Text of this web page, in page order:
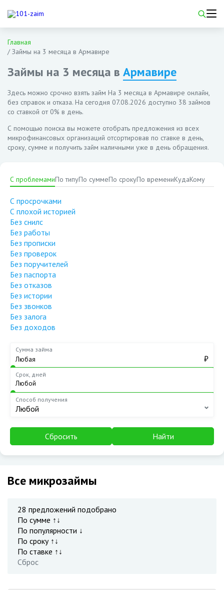
Главная
/Займы на 3 месяца в Армавире
Займы на 3 месяца в Армавире
Здесь можно срочно взять займ На 3 месяца в Армавире онлайн,
без справок и отказа. На сегодня 07.08.2026 доступно 38 займов
со ставкой от 0% в день.
С помощью поиска вы можете отобрать предложения из всех
микрофинансовых организаций отсортировав по ставке в день,
сроку, сумме и получить займ наличными уже в день обращения.
С проблемамиПо типуПо суммеПо срокуПо времениКудаКому
С просрочками
С плохой историей
Без снилс
Без работы
Без прописки
Без проверок
Без поручителей
Без паспорта
Без отказов
Без истории
Без звонков
Без залога
Без доходов
Сумма займа
₽
Срок, дней
Способ получения
Любой
Сбросить Найти
Все микрозаймы
28 предложений подобрано
По сумме ↑↓
По популярности ↓
По сроку ↑↓
По ставке ↑↓
Сброс